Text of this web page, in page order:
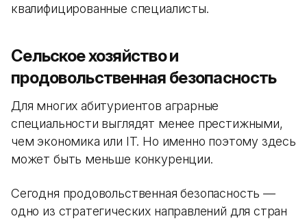
квалифицированные специалисты.
Сельское хозяйство и
продовольственная безопасность
Для многих абитуриентов аграрные
специальности выглядят менее престижными,
чем экономика или IT. Но именно поэтому здесь
может быть меньше конкуренции.
Сегодня продовольственная безопасность —
одно из стратегических направлений для стран